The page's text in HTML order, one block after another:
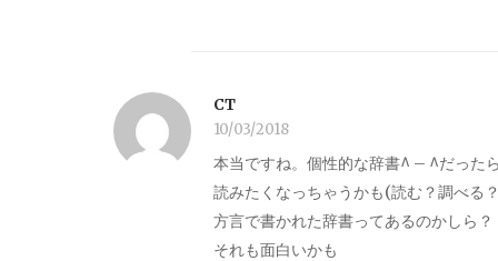
CT
10/03/2018
本当ですね。個性的な辞書^ – ^だったら
読みたくなっちゃうかも(読む？調べる
方言で書かれた辞書ってあるのかしら？
それも面白いかも